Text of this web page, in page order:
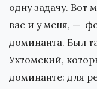
одну задачу. Вот
вас и у меня, —
доминанта. Был
Ухтомский,
доминанте: для